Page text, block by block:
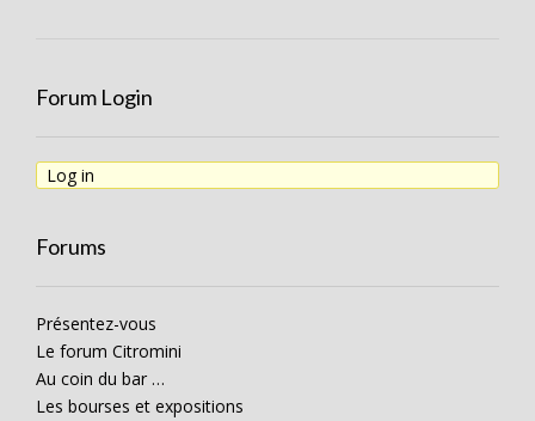
Forum Login
Log in
Forums
Présentez-vous
Le forum Citromini
Au coin du bar …
Les bourses et expositions